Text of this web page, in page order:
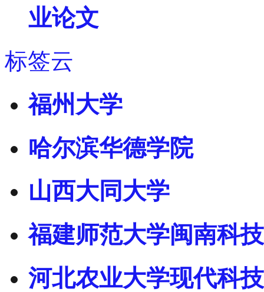
业论文
标签云
福州大学
哈尔滨华德学院
山西大同大学
福建师范大学闽南科
河北农业大学现代科